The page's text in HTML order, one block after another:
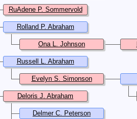
RuAdene P. Sommervold
Rolland P. Abraham
Ona L. Johnson
Russell L. Abraham
Evelyn S. Simonson
Deloris J. Abraham
Delmer C. Peterson